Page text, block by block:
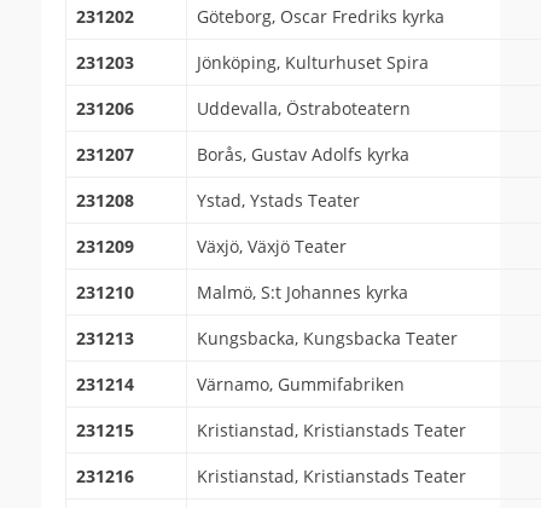
231202
Göteborg, Oscar Fredriks kyrka
231203
Jönköping, Kulturhuset Spira
231206
Uddevalla, Östraboteatern
231207
Borås, Gustav Adolfs kyrka
231208
Ystad, Ystads Teater
231209
Växjö, Växjö Teater
231210
Malmö, S:t Johannes kyrka
231213
Kungsbacka, Kungsbacka Teater
231214
Värnamo, Gummifabriken
231215
Kristianstad, Kristianstads Teater
231216
Kristianstad, Kristianstads Teater